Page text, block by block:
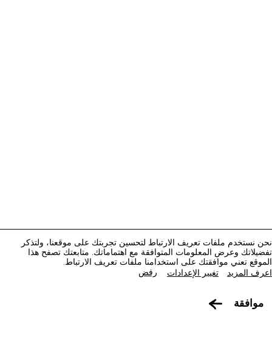
الآن أو ابحث عن أحد المرافق أو المواقع على الخريطة.
المتاحف وصالات العرض والمراكز الإبداعية
المواقع الأثرية
التفاصيل
نحن نستخدم ملفات تعريف الارتباط لتحسين تجربتك على موقعنا، ولتذكر
تفضيلاتك وعرض المعلومات المتوافقة مع اهتماماتك. متابعتك تصفح هذا
الموقع تعني موافقتك على استخدامنا ملفات تعريف الارتباط.
اعرف المزيد
تغيير الإعدادات رفض
موافقة